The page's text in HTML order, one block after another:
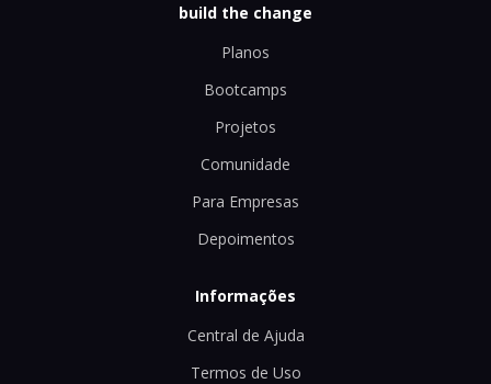
build the change
Planos
Bootcamps
Projetos
Comunidade
Para Empresas
Depoimentos
Informações
Central de Ajuda
Termos de Uso